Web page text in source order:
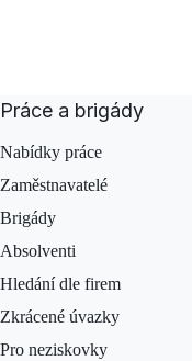
Práce a brigády
Nabídky práce
Zaměstnavatelé
Brigády
Absolventi
Hledání dle firem
Zkrácené úvazky
Pro neziskovky